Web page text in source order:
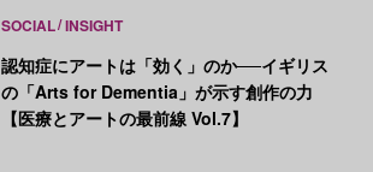
SOCIAL INSIGHT
認知症にアートは「効く」のか──イギリス
の「Arts for Dementia」が示す創作の力
【医療とアートの最前線 Vol.7】